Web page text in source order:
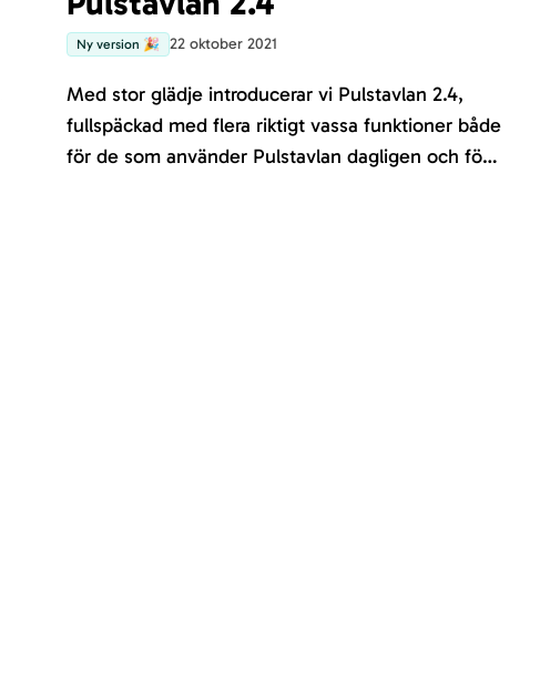
Ny version 🎉 22 oktober 2021
Med stor glädje introducerar vi Pulstavlan 2.4,
fullspäckad med flera riktigt vassa funktioner både
för de som använder Pulstavlan dagligen och för